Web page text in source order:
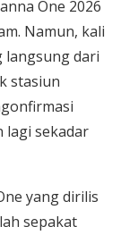
One 2026
Namun, kali
langsung dari
stasiun
lagi sekadar
yang dirilis
sepakat